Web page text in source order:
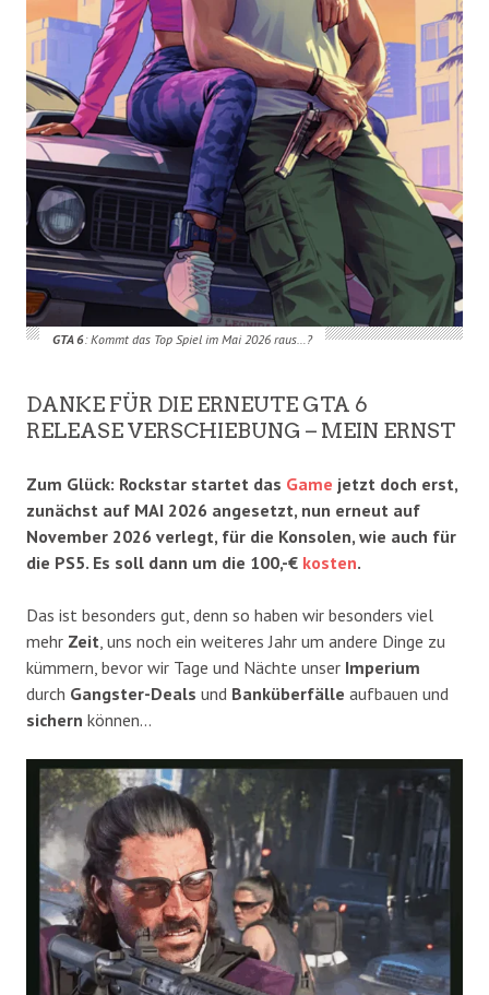
GTA 6: Kommt das Top Spiel im Mai 2026 raus…?
DANKE FÜR DIE ERNEUTE GTA 6
RELEASE VERSCHIEBUNG – MEIN ERNST
Zum Glück: Rockstar startet das Game jetzt doch erst,
zunächst auf MAI 2026 angesetzt, nun erneut auf
November 2026 verlegt, für die Konsolen, wie auch für
die PS5. Es soll dann um die 100,-€ kosten.
Das ist besonders gut, denn so haben wir besonders viel
mehr Zeit , uns noch ein weiteres Jahr um andere Dinge zu
kümmern, bevor wir Tage und Nächte unser Imperium
durch Gangster-Deals und Banküberfälle aufbauen und
sichern können…